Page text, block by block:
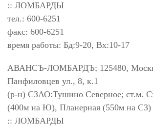
:: ЛОМБАРДЫ
тел.: 600-6251
факс: 600-6251
время работы: Бд:9-20, Вх:10-17
АВАНСЪ-ЛОМБАРДЪ; 125480,
Панфиловцев ул., 8, к.1
(р-н) СЗАО:Тушино Северное; ст.м.
(400м на Ю), Планерная (550м на СЗ)
:: ЛОМБАРДЫ